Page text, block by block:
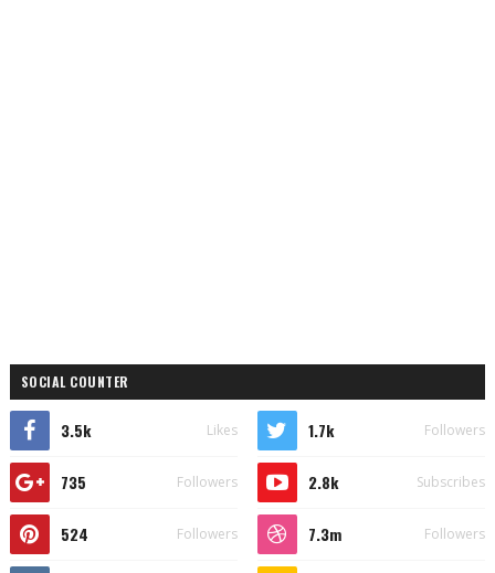
SOCIAL COUNTER
3.5k Likes 1.7k Followers
735 Followers 2.8k Subscribes
524 Followers 7.3m Followers